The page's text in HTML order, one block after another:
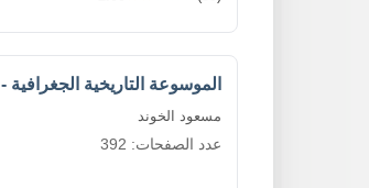
الموسوعة التاريخية الجغرافية -
مسعود الخوند
عدد الصفحات: 392